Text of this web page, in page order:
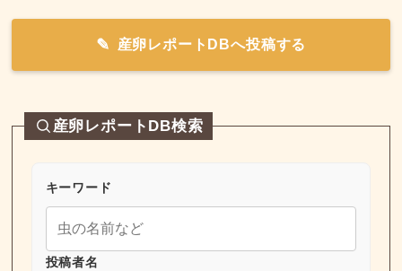
産卵レポートDBへ投稿する
産卵レポートDB検索
キーワード
投稿者名